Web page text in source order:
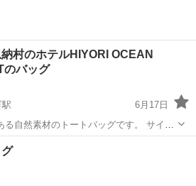
村のホテルHIYORI OCEAN
のバッグ
6月17日
自然素材のトートバッグです。 サイズ
約43cm 、本体高さ約 36cm、マチ約
。 控え目なHIYORI OCEAN RESORTの
町駅
グ